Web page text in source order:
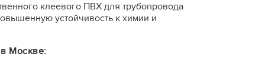
клеевого ПВХ для трубопровода
устойчивость к химии и
Москве: